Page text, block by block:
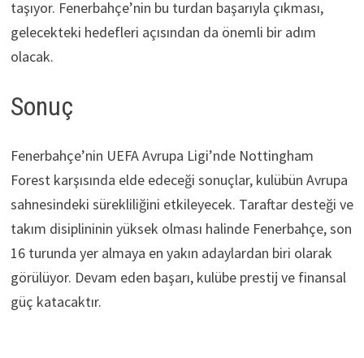
taşıyor. Fenerbahçe’nin bu turdan başarıyla çıkması,
gelecekteki hedefleri açısından da önemli bir adım
olacak.
Sonuç
Fenerbahçe’nin UEFA Avrupa Ligi’nde Nottingham
Forest karşısında elde edeceği sonuçlar, kulübün Avrupa
sahnesindeki sürekliliğini etkileyecek. Taraftar desteği ve
takım disiplininin yüksek olması halinde Fenerbahçe, son
16 turunda yer almaya en yakın adaylardan biri olarak
görülüyor. Devam eden başarı, kulübe prestij ve finansal
güç katacaktır.